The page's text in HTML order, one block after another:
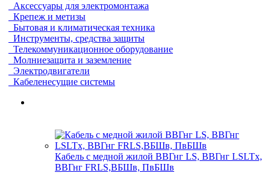
Аксессуары для электромонтажа
Крепеж и метизы
Бытовая и климатическая техника
Инструменты, средства защиты
Телекоммуникационное оборудование
Молниезащита и заземление
Электродвигатели
Кабеленесущие системы
Кабель с медной жилой ВВГнг LS, ВВГнг LSLTx,
ВВГнг FRLS,ВБШв, ПвБШв